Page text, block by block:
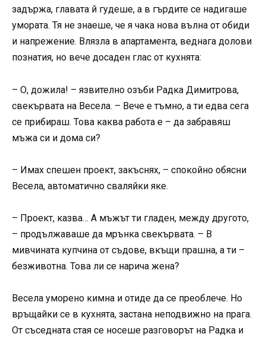
задържа, главата й гудеше, а в гърдите се надигаше
умората. Тя не знаеше, че я чака нова вълна от обиди
и напрежение. Влязла в апартамента, веднага долови
познатия, но вече досаден глас от кухнята:
– О, дожила! – язвително озъби Радка Димитрова,
свекървата на Весела. – Вече е тъмно, а ти едва сега
се прибираш. Това каква работа е – да забравяш
мъжа си и дома си?
– Имах спешен проект, закъснях, – спокойно обясни
Весела, автоматично сваляйки яке.
– Проект, казва… А мъжът ти гладен, между другото,
– продължаваше да мрънка свекървата. – В
мивчината купчина от съдове, вкъщи прашна, а ти –
безживотна. Това ли се нарича жена?
Весела уморено кимна и отиде да се преоблече. Но
връщайки се в кухнята, застана неподвижно на прага.
От съседната стая се носеше разговорът на Радка и